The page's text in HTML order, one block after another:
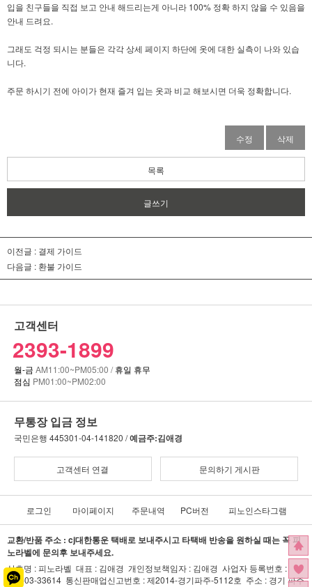
입을 친구들을 직접 보고 안내 해드리는게 아니라 100% 정확 하지 않을 수 있음을
안내 드려요.
그래도 걱정 되시는 분들은 각각 상세 페이지 하단에 옷에 대한 실측이 나와 있습
니다.
주문 하시기 전에 아이가 현재 즐겨 입는 옷과 비교 해보시면 더욱 정확합니다.
수정 삭제
목록
글쓰기
이전글 : 결제 가이드
다음글 : 환불 가이드
고객센터
2393-1899
월-금 AM11:00~PM05:00 /휴일 휴무
점심 PM01:00~PM02:00
무통장 입금 정보
국민은행 445301-04-141820 /예금주:김애경
고객센터 연결 문의하기 게시판
로그인 마이페이지 주문내역 PC버전 피노인스타그램
교환/반품 주소 : cj대한통운 택배로 보내주시고 타택배 반송을 원하실 때는 꼭 피
노라벨에 문의후 보내주세요.
상호명 : 피노라벨 대표 : 김애경 개인정보책임자 : 김애경 사업자 등록번호 :
141-03-33614 통신판매업신고번호 : 제2014-경기파주-5112호 주소 : 경기 파주